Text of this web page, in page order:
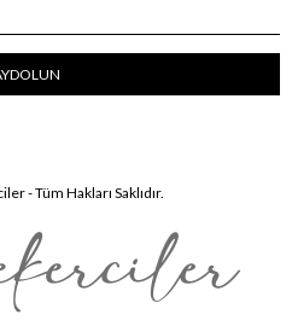
- Tüm Hakları Saklıdır.